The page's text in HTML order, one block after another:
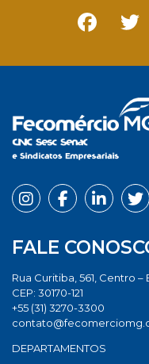
FALE
Rua Curitiba, 561, Centro –
CEP: 30170-121
+55 (31) 3270-3300
DEPARTAMENTOS